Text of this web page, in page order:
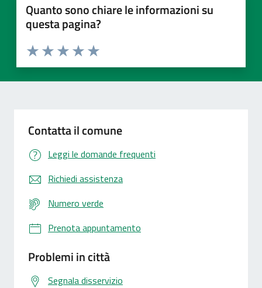
Quanto sono chiare le informazioni su
questa pagina?
Valuta 5 stelle su 5
Valuta 4 stelle su 5
Valuta 3 stelle su 5
Valuta 2 stelle su 5
Valuta 1 stelle su 5
Contatta il comune
Leggi le domande frequenti
Richiedi assistenza
Numero verde
Prenota appuntamento
Problemi in città
Segnala disservizio